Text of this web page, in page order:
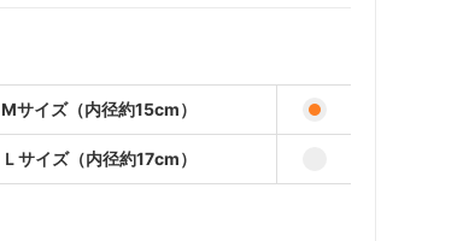
Mサイズ（内径約15cm）
Ｌサイズ（内径約17cm）